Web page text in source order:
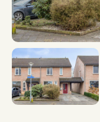
Isolatie
Soort Verwarming